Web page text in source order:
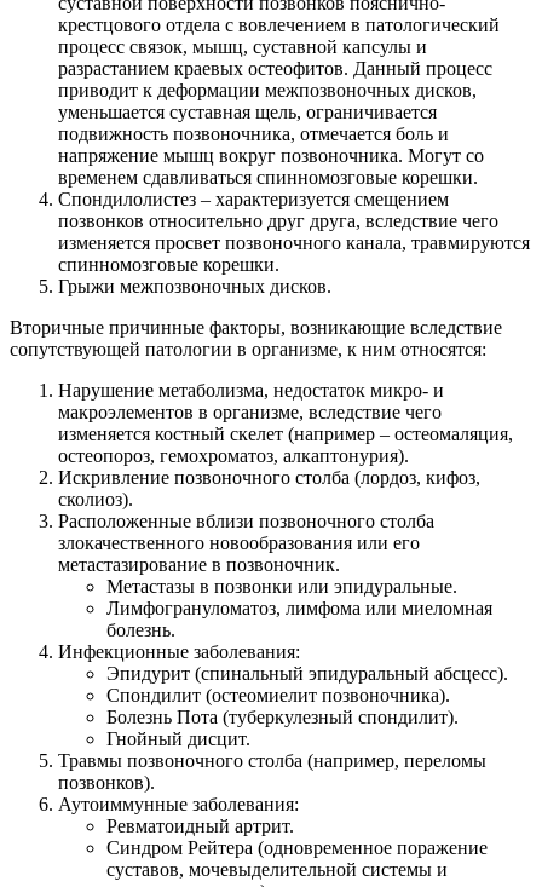
крестцового отдела с вовлечением в патологический
процесс связок, мышц, суставной капсулы и
разрастанием краевых остеофитов. Данный процесс
приводит к деформации межпозвоночных дисков,
уменьшается суставная щель, ограничивается
подвижность позвоночника, отмечается боль и
напряжение мышц вокруг позвоночника. Могут со
временем сдавливаться спинномозговые корешки.
Спондилолистез – характеризуется смещением
позвонков относительно друг друга, вследствие чего
изменяется просвет позвоночного канала, травмируются
спинномозговые корешки.
Грыжи межпозвоночных дисков.
Вторичные причинные факторы, возникающие вследствие
сопутствующей патологии в организме, к ним относятся:
Нарушение метаболизма, недостаток микро- и
макроэлементов в организме, вследствие чего
изменяется костный скелет (например – остеомаляция,
остеопороз, гемохроматоз, алкаптонурия).
Искривление позвоночного столба (лордоз, кифоз,
сколиоз).
Расположенные вблизи позвоночного столба
злокачественного новообразования или его
метастазирование в позвоночник.
Метастазы в позвонки или эпидуральные.
Лимфогрануломатоз, лимфома или миеломная
болезнь.
Инфекционные заболевания:
Эпидурит (спинальный эпидуральный абсцесс).
Спондилит (остеомиелит позвоночника).
Болезнь Пота (туберкулезный спондилит).
Гнойный дисцит.
Травмы позвоночного столба (например, переломы
позвонков).
Аутоиммунные заболевания:
Ревматоидный артрит.
Синдром Рейтера (одновременное поражение
суставов, мочевыделительной системы и